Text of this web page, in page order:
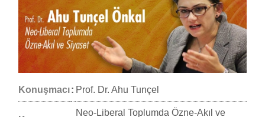
Konuşmacı: Prof. Dr. Ahu Tunçel
Neo-Liberal Toplumda Özne-Akıl ve